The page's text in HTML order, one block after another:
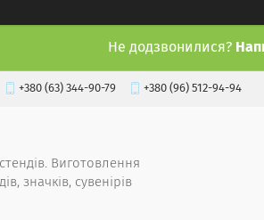
Не додзвонилися?
+380 (63) 344-90-79 +380 (96) 512-94-94
стендів. Виготовлення
значків, сувенірів